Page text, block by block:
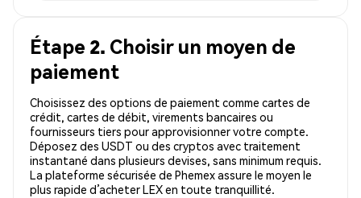
Étape 2. Choisir un moyen de
paiement
Choisissez des options de paiement comme cartes de
crédit, cartes de débit, virements bancaires ou
fournisseurs tiers pour approvisionner votre compte.
Déposez des USDT ou des cryptos avec traitement
instantané dans plusieurs devises, sans minimum requis.
La plateforme sécurisée de Phemex assure le moyen le
plus rapide d’acheter LEX en toute tranquillité.